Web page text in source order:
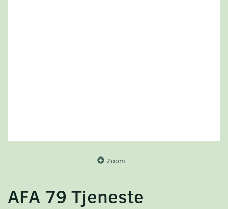
Zoom
AFA 79 Tjeneste